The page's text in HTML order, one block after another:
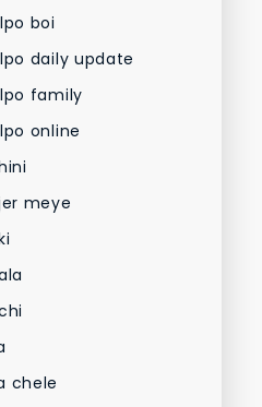
boi
daily update
family
online
meye
chele